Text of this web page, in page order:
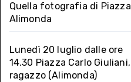
Quella fotografia di Piazza
Alimonda
Lunedì 20 luglio dalle ore
14.30 Piazza Carlo Giuliani,
ragazzo (Alimonda)